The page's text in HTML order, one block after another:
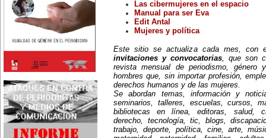
autora del Tratado de la moral y
de la política (1693), la primera
obra explícitamente filosófica
escrita por una mujer en el
8 de marzo:
nace Juana Fernández Morales
(1895-1980), poeta conocida
Ibarbourou, o 'Juana de América'.
Se la considera una de las figuras
clave de la poesía
hispanoamericana
contemporánea.
14 de marzo:
Nace, en la Ciudad de México,
Las cibermujeres en el espacio
Manual para ser Eva
Edit Antal
Mujeres y política
Este sitio se actualiza cada mes, con
invitaciones y convocatorias, que son
revista mensual de periodismo, género
hombres que, sin importar profesión,
derechos humanos y de las mujeres.
Se abordan temas, información y
seminarios, talleres, escuelas, cursos,
bibliotecas en línea, editoras, salud,
derecho, tecnología, tic, blogs,
trabajo, deporte, política, cine, arte,